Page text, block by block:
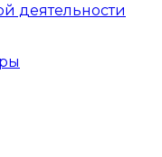
деятельности